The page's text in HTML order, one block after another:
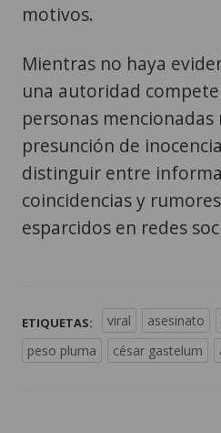
motivos.
Mientras no haya
una autoridad
personas
presunción de
distinguir entre
coincidencias y
esparcidos en redes
ETIQUETAS: viral asesinato
peso pluma
césar gastelum